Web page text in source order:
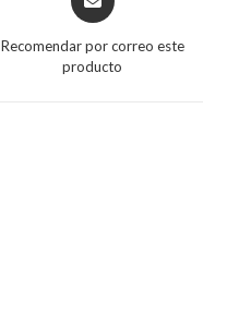
Recomendar por correo este
producto